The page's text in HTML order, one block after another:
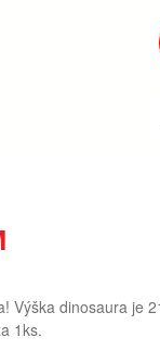
Výška dinosaura je
1ks.